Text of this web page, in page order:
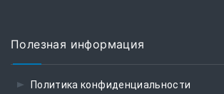
Полезная информация
Политика конфиденциальности